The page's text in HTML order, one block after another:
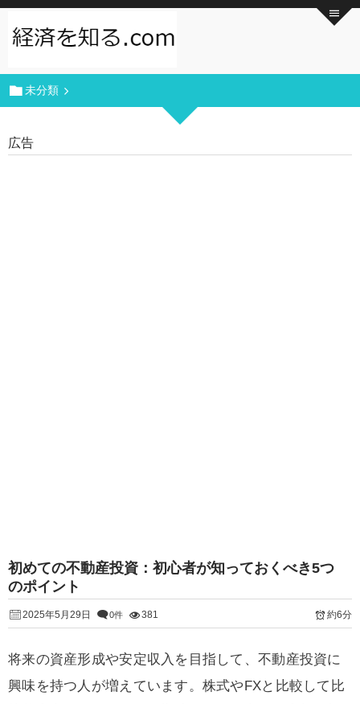
未分類
広告
初めての不動産投資：初心者が知っておくべき5つ
のポイント
2025年5月29日 0件 381 約6分
将来の資産形成や安定収入を目指して、不動産投資に
興味を持つ人が増えています。株式やFXと比較して比